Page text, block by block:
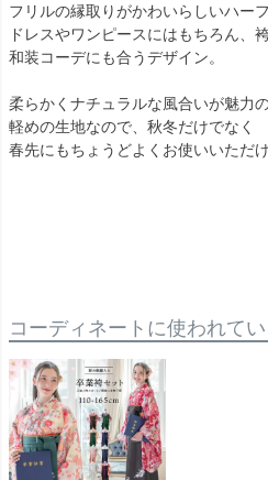
フリルの縁取りがかわいらしいハー
ドレスやワンピースにはもちろん、
和装コーデにも合うデザイン。
柔らかくナチュラルな風合いが魅力
軽めの生地なので、秋冬だけでなく
春先にもちょうどよくお使いいただけ
コーディネートに使われて